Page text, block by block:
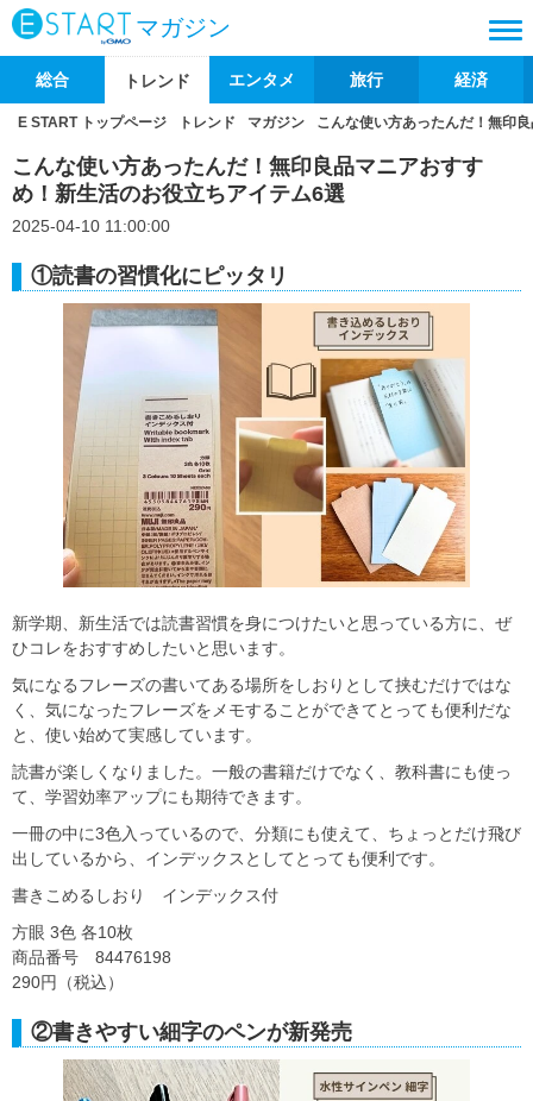
マガジン
総合 トレンド エンタメ 旅行 経済
E START トップページ トレンド マガジン こんな使い方あったんだ！無印
こんな使い方あったんだ！無印良品マニアおすす
め！新生活のお役立ちアイテム6選
2025-04-10 11:00:00
①読書の習慣化にピッタリ
新学期、新生活では読書習慣を身につけたいと思っている方に、ぜ
ひコレをおすすめしたいと思います。
気になるフレーズの書いてある場所をしおりとして挟むだけではな
く、気になったフレーズをメモすることができてとっても便利だな
と、使い始めて実感しています。
読書が楽しくなりました。一般の書籍だけでなく、教科書にも使っ
て、学習効率アップにも期待できます。
一冊の中に3色入っているので、分類にも使えて、ちょっとだけ飛び
出しているから、インデックスとしてとっても便利です。
書きこめるしおり インデックス付
方眼 3色 各10枚
商品番号 84476198
290円（税込）
②書きやすい細字のペンが新発売